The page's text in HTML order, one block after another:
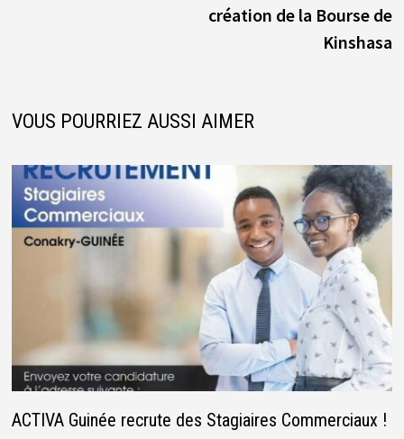
création de la Bourse de
Kinshasa
VOUS POURRIEZ AUSSI AIMER
ACTIVA Guinée recrute des Stagiaires Commerciaux !